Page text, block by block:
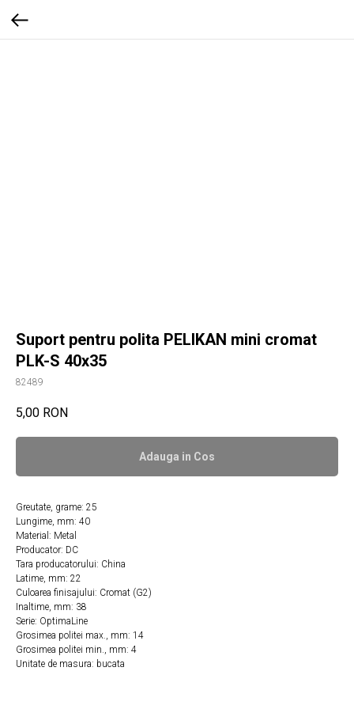
Suport pentru polita PELIKAN mini cromat
PLK-S 40x35
82489
5,00 RON
Adauga in Сos
Greutate, grame: 25
Lungime, mm: 40
Material: Metal
Producator: DC
Tara producatorului: China
Latime, mm: 22
Culoarea finisajului: Cromat (G2)
Inaltime, mm: 38
Serie: OptimaLine
Grosimea politei max., mm: 14
Grosimea politei min., mm: 4
Unitate de masura: bucata